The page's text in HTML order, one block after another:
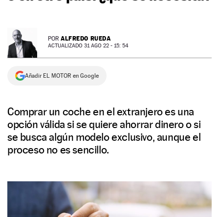
PREMIOS
SERVICIOS
POR ALFREDO RUEDA
ACTUALIZADO 31 AGO 22 - 15: 54
Añadir EL MOTOR en Google
Comprar un coche en el extranjero es una
opción válida si se quiere ahorrar dinero o si
se busca algún modelo exclusivo, aunque el
proceso no es sencillo.